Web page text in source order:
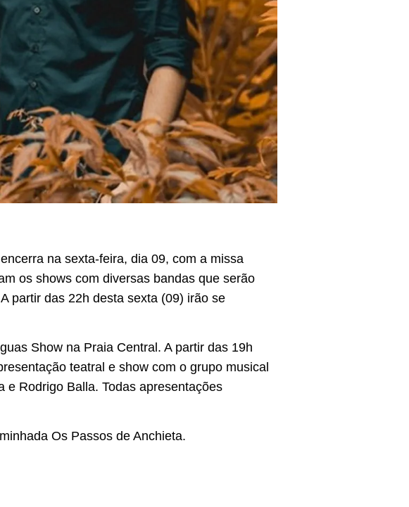
na sexta-feira, dia 09, com a missa
os shows com diversas bandas que serão
partir das 22h desta sexta (09) irão se
Show na Praia Central. A partir das 19h
teatral e show com o grupo musical
e Rodrigo Balla. Todas apresentações
Os Passos de Anchieta.